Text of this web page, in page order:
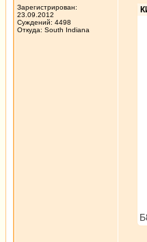
Зарегистрирован:
23.09.2012
Суждений: 4498
Откуда: South Indiana